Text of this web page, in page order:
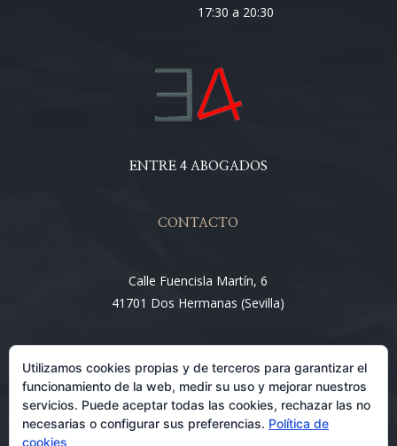
17:30 a 20:30
ENTRE 4 ABOGADOS
CONTACTO
Calle Fuencisla Martín, 6
41701 Dos Hermanas (Sevilla)
info@entre4abogados.com
Utilizamos cookies propias y de terceros para garantizar el
funcionamiento de la web, medir su uso y mejorar nuestros
servicios. Puede aceptar todas las cookies, rechazar las no
necesarias o configurar sus preferencias. Política de
cookies